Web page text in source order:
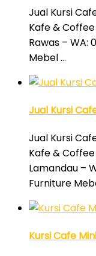
Jual Kursi
Kafe &
Rawas – WA:
Mebel …
Jual Kursi
Jual Kursi
Kafe &
Lamandau –
Furniture
Kursi Cafe